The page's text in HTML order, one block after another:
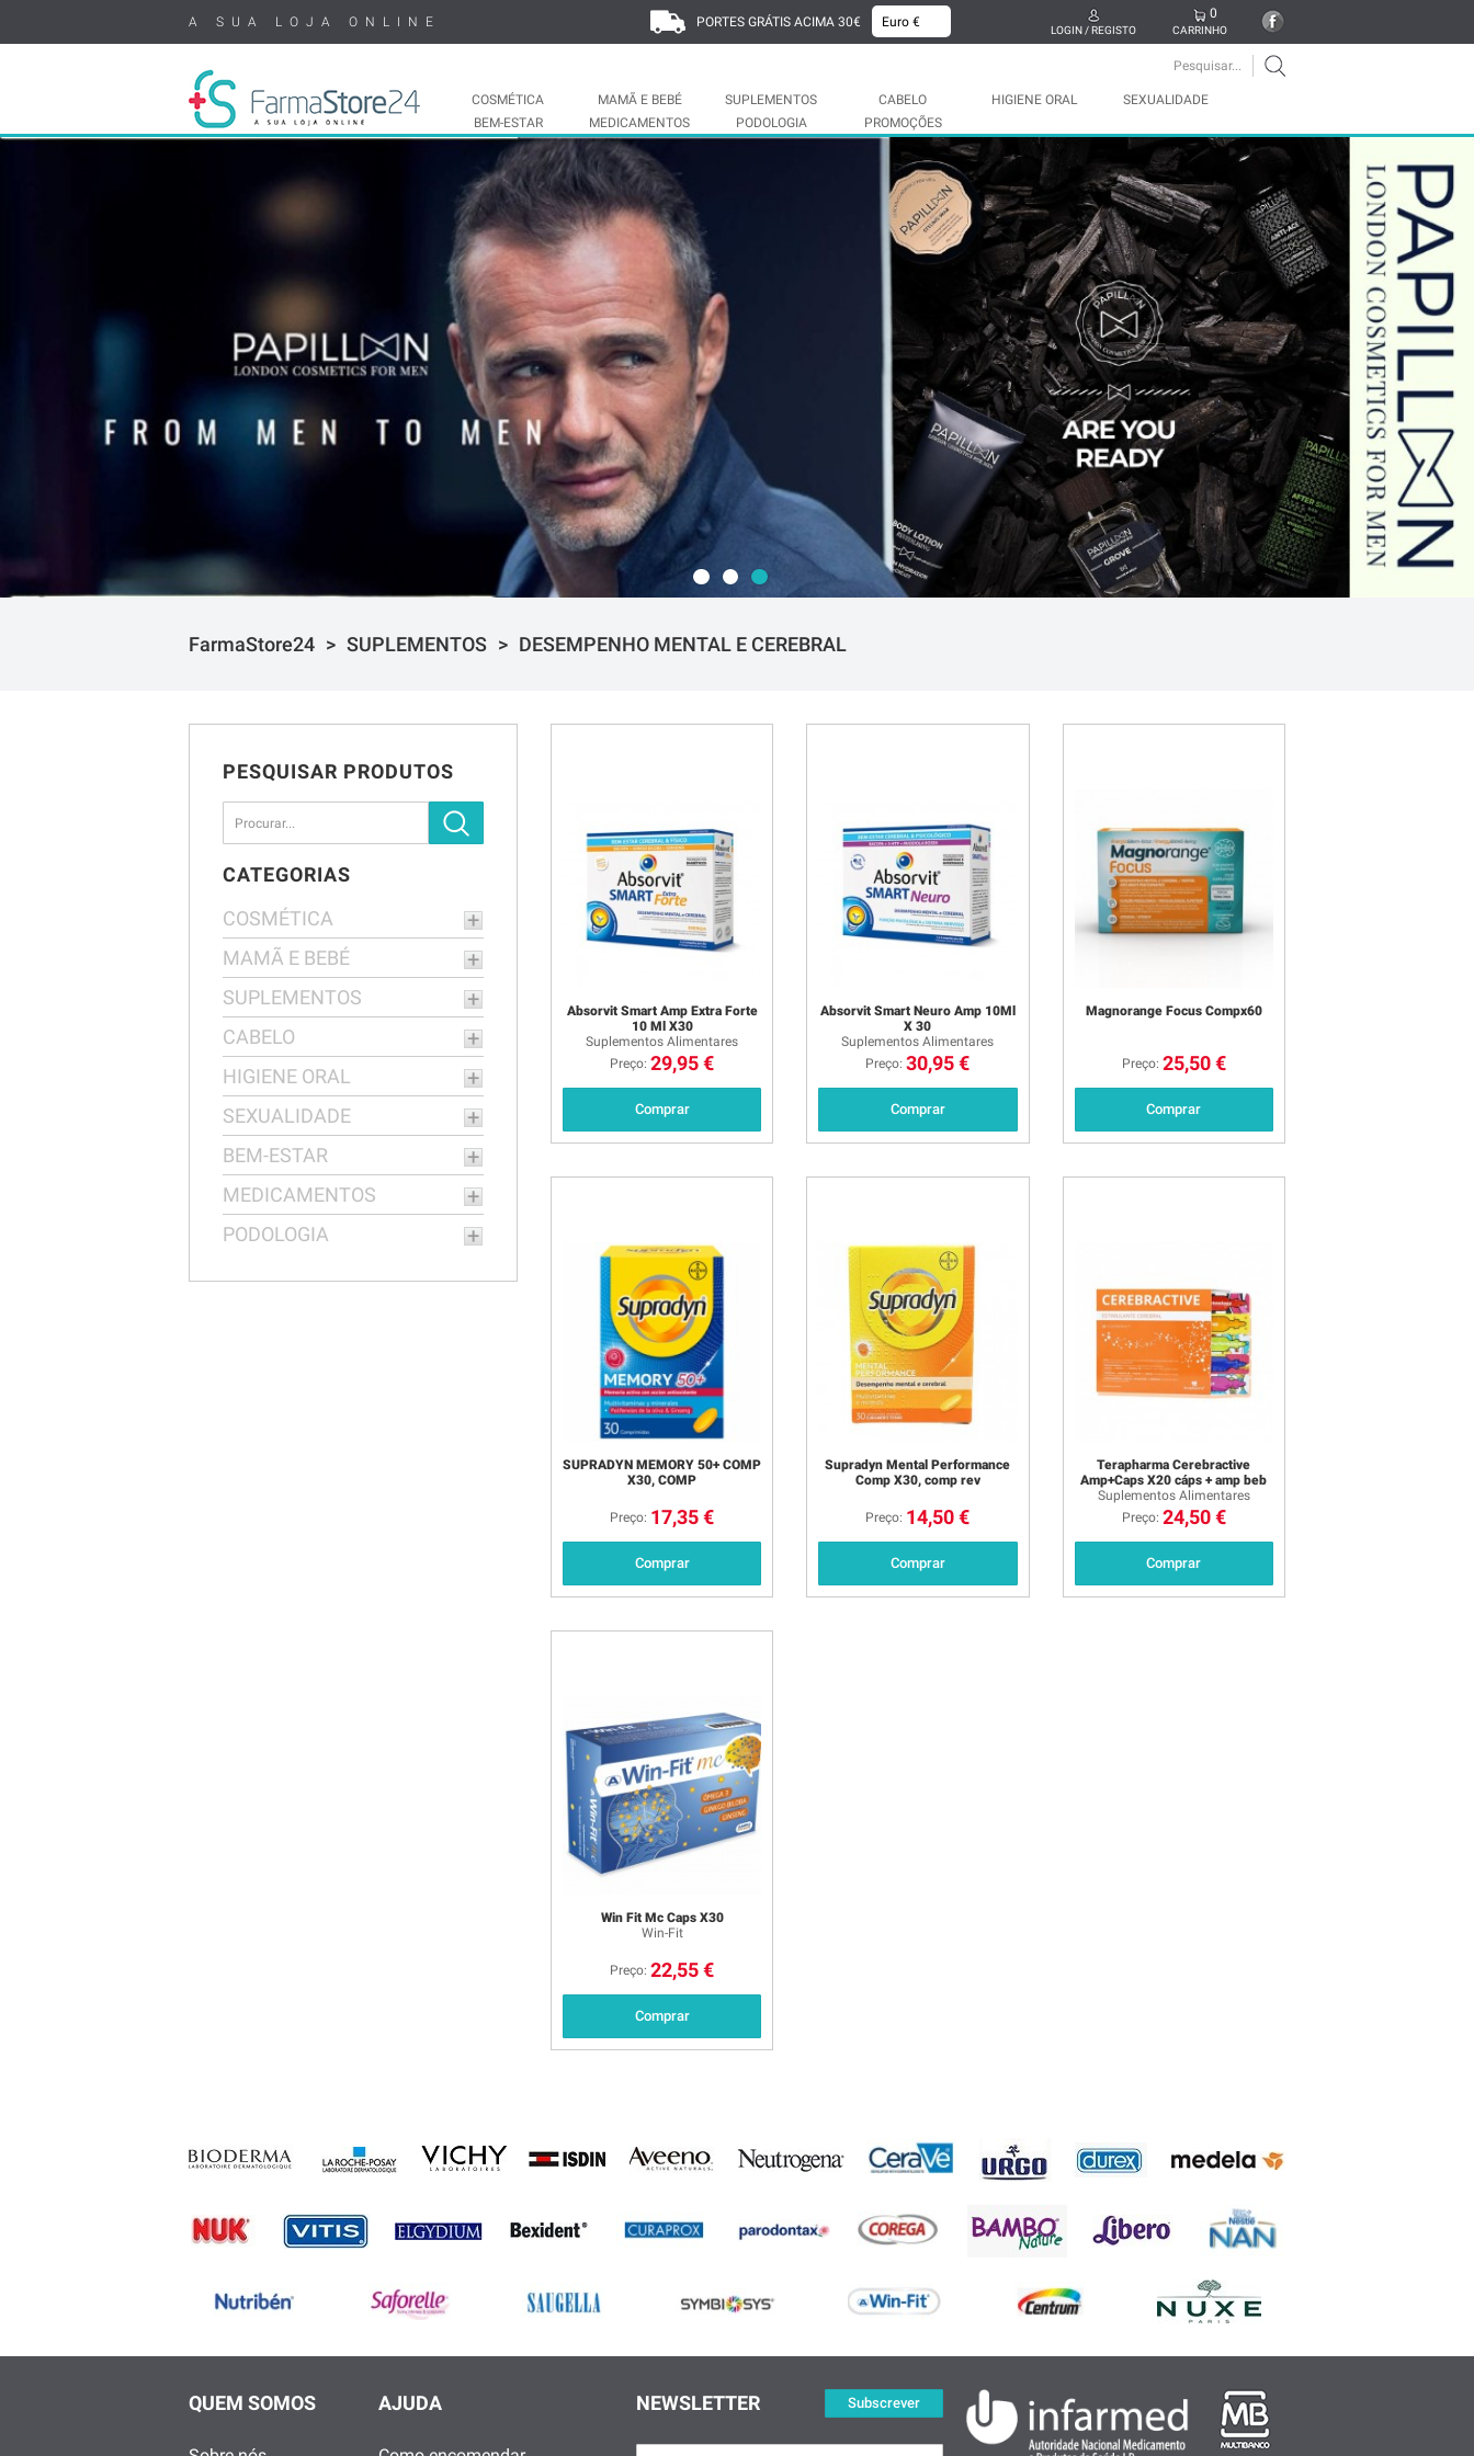
A SUA LOJA ONLINE PORTES GRÁTIS ACIMA 30€
LOGIN / REGISTO CARRINHO
0
COSMÉTICA MAMÃ E BEBÉ SUPLEMENTOS CABELO HIGIENE ORAL
SEXUALIDADE
BEM-ESTAR
MEDICAMENTOS PODOLOGIA PROMOÇÕES
FarmaStore24 SUPLEMENTOS DESEMPENHO MENTAL E CEREBRAL
PESQUISAR PRODUTOS
CATEGORIAS
COSMÉTICA
MAMÃ E BEBÉ
SUPLEMENTOS
CABELO
HIGIENE ORAL
SEXUALIDADE
BEM-ESTAR
MEDICAMENTOS
PODOLOGIA
Absorvit Smart Amp Extra Forte
10 Ml X30
Suplementos Alimentares
Preço: 29,95 €
Comprar
Absorvit Smart Neuro Amp 10Ml
X 30
Suplementos Alimentares
Preço: 30,95 €
Comprar
Magnorange Focus Compx60
Preço: 25,50 €
Comprar
SUPRADYN MEMORY 50+ COMP
X30, COMP
Preço: 17,35 €
Comprar
Supradyn Mental Performance
Comp X30, comp rev
Preço: 14,50 €
Comprar
Terapharma Cerebractive
Amp+Caps X20 cáps + amp beb
Suplementos Alimentares
Preço: 24,50 €
Comprar
Win Fit Mc Caps X30
Win-Fit
Preço: 22,55 €
Comprar
QUEM SOMOS AJUDA Subscrever
NEWSLETTER